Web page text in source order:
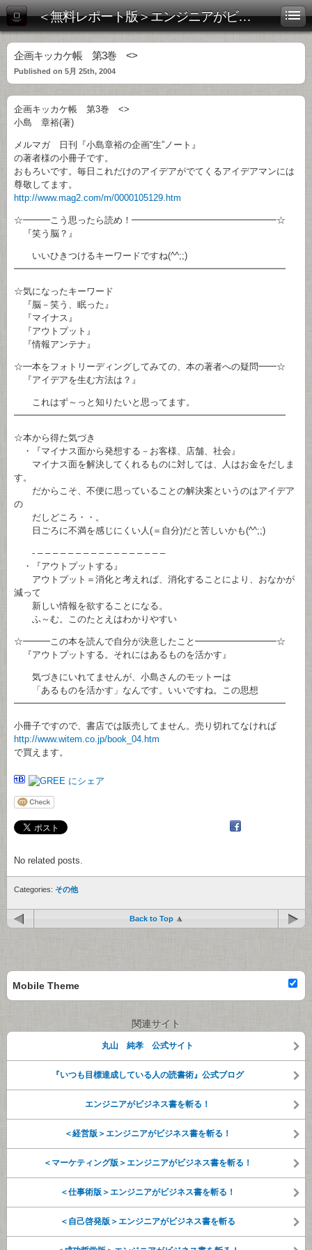
＜無料レポート版＞エンジニアがビジネス書を斬る！
企画キッカケ帳 第3巻 <>
Published on 5月 25th, 2004
企画キッカケ帳 第3巻 <>
小島 章裕(著)
メルマガ 日刊『小島章裕の企画“生”ノート』
の著者様の小冊子です。
おもろいです。毎日これだけのアイデアがでてくるアイデアマンには
尊敬してます。
http://www.mag2.com/m/0000105129.htm
☆━━━こう思ったら読め！━━━━━━━━━━━━━━━━☆
『笑う脳？』
いいひきつけるキーワードですね(^^;;)
━━━━━━━━━━━━━━━━━━━━━━━━━━━━━━
☆気になったキーワード
『脳－笑う、眠った』
『マイナス』
『アウトプット』
『情報アンテナ』
☆━本をフォトリーディングしてみての、本の著者への疑問━━☆
『アイデアを生む方法は？』
これはず～っと知りたいと思ってます。
━━━━━━━━━━━━━━━━━━━━━━━━━━━━━━
☆本から得た気づき
・『マイナス面から発想する－お客様、店舗、社会』
マイナス面を解決してくれるものに対しては、人はお金をだしま
す。
だからこそ、不便に思っていることの解決案というのはアイデア
の
だしどころ・・。
日ごろに不満を感じにくい人(＝自分)だと苦しいかも(^^;;)
- – – – – – – – – – – – – – – – – –
・『アウトプットする』
アウトプット＝消化と考えれば、消化することにより、おなかが
減って
新しい情報を欲することになる。
ふ～む。このたとえはわかりやすい
☆━━━この本を読んで自分が決意したこと━━━━━━━━━☆
『アウトプットする。それにはあるものを活かす』
気づきにいれてませんが、小島さんのモットーは
「あるものを活かす」なんです。いいですね。この思想
━━━━━━━━━━━━━━━━━━━━━━━━━━━━━━
小冊子ですので、書店では販売してません。売り切れてなければ
http://www.witem.co.jp/book_04.htm
で買えます。
No related posts.
Categories: その他
Back to Top
Mobile Theme
関連サイト
丸山 純孝 公式サイト
『いつも目標達成している人の読書術』公式ブログ
エンジニアがビジネス書を斬る！
＜経営版＞エンジニアがビジネス書を斬る！
＜マーケティング版＞エンジニアがビジネス書を斬る！
＜仕事術版＞エンジニアがビジネス書を斬る！
＜自己啓発版＞エンジニアがビジネス書を斬る